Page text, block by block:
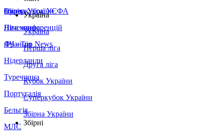
Збірна України
Італія
Німеччина
Франція
Нідерланди
Туреччина
Португалія
Бельгія
МЛС
Суперкубок УЄФА
Ліга конференцій
ЛЧ - Top News
Україна
Україна
Перша ліга
Друга ліга
Кубок України
Суперкубок України
Збірна України
Збірні